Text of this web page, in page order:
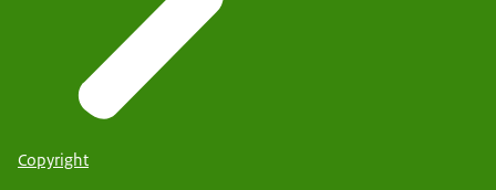
Copyright